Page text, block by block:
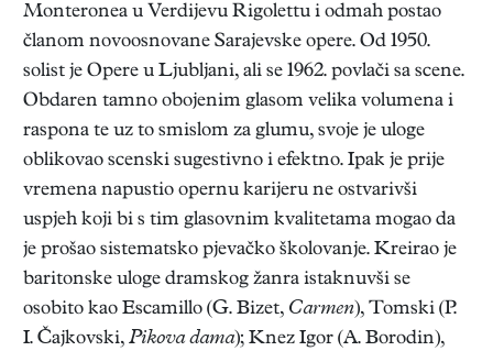
Monteronea u Verdijevu Rigolettu i odmah postao
članom novoosnovane Sarajevske opere. Od 1950.
solist je Opere u Ljubljani, ali se 1962. povlači sa scene.
Obdaren tamno obojenim glasom velika volumena i
raspona te uz to smislom za glumu, svoje je uloge
oblikovao scenski sugestivno i efektno. Ipak je prije
vremena napustio opernu karijeru ne ostvarivši
uspjeh koji bi s tim glasovnim kvalitetama mogao da
je prošao sistematsko pjevačko školovanje. Kreirao je
baritonske uloge dramskog žanra istaknuvši se
osobito kao Escamillo (G. Bizet, Carmen), Tomski (P.
I. Čajkovski, Pikova dama); Knez Igor (A. Borodin),